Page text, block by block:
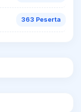
363 Peserta